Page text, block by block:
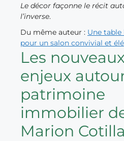
Le décor façonne le récit
l’inverse.
Du même auteur : Une table
pour un salon convivial et
Les
enjeux
patrimoine
immobilier
Marion